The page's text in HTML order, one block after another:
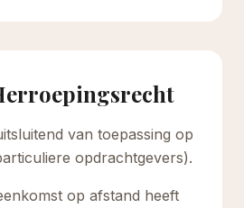
van toepassing op
opdrachtgevers).
op afstand heeft